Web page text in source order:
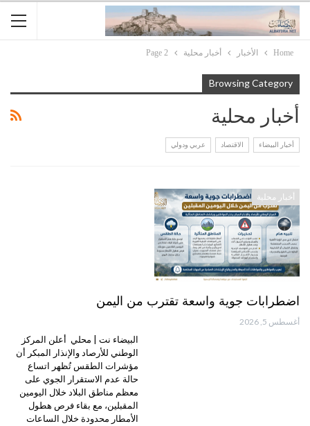
Home الأخبار أخبار محلية Page 2
Browsing Category
أخبار محلية
أخبار البيضاء الاقتصاد عربي ودولي
أخبار محلية
اضطرابات جوية واسعة تقترب من اليمن
أغسطس 5, 2026
البيضاء نت | محلي أعلن المركز
الوطني للأرصاد والإنذار المبكر أن
مؤشرات الطقس تُظهر اتساع
حالة عدم الاستقرار الجوي على
معظم مناطق البلاد خلال اليومين
المقبلين، مع بقاء فرص هطول
الأمطار محدودة خلال الساعات